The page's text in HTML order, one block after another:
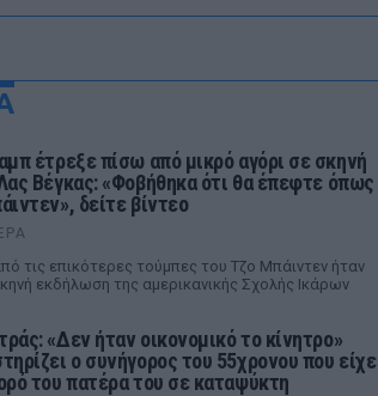
έτρεξε πίσω από μικρό αγόρι σε σκηνή
Βέγκας: «Φοβήθηκα ότι θα έπεφτε όπως
δείτε βίντεο
τις επικότερες τούμπες του Τζο Μπάιντεν ήταν
εκδήλωση της αμερικανικής Σχολής Ικάρων
«Δεν ήταν οικονομικό το κίνητρο»
ο συνήγορος του 55χρονου που είχε
του πατέρα του σε καταψύκτη